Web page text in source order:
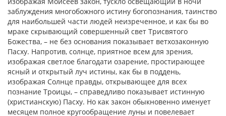
заблуждения многобожного истину богопознания, таинство
для наибольшей части людей неизреченное, и как бы во
мраке скрывающий совершенный свет Трисвятого
Божества, – не без основания показывает ветхозаконную
Пасху. Напротив, солнце, приятное всем для зрения,
изображая светлое благодати озарение, простирающее
ясный и открытый луч истины, как бы в поддень,
изображая Солнце правды, открывающее для всех
познание Троицы, – справедливо показывает истинную
(христианскую) Пасху. Но как закон обыкновенно именует
месяцем полное кругообращение луны и повелевает